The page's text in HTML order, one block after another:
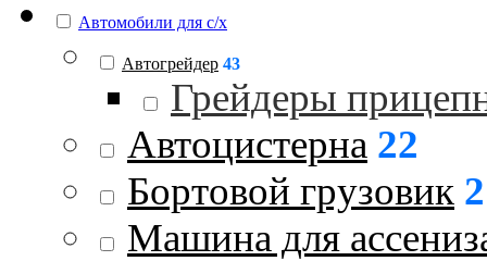
Автомобили для с/х
Автогрейдер 43
Грейдеры
Автоцистерна 22
Бортовой грузовик 2
Машина для